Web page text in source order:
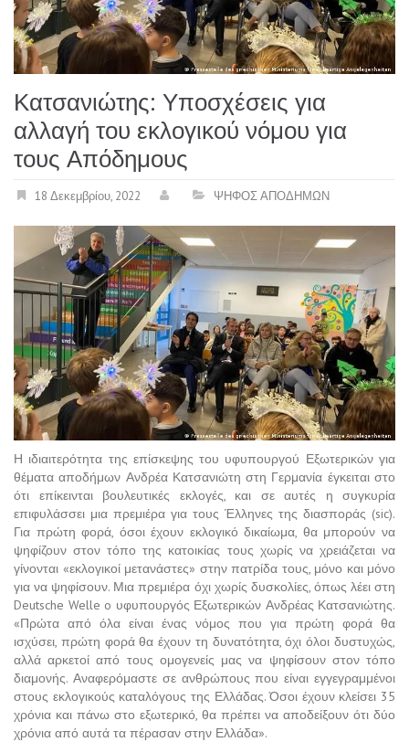
Κατσανιώτης: Υποσχέσεις για
αλλαγή του εκλογικού νόμου για
τους Απόδημους
18 Δεκεμβρίου, 2022 ΨΗΦΟΣ ΑΠΟΔΗΜΩΝ
Η ιδιαιτερότητα της επίσκεψης του υφυπουργού Εξωτερικών για
θέματα αποδήμων Ανδρέα Κατσανιώτη στη Γερμανία έγκειται στο
ότι επίκεινται βουλευτικές εκλογές, και σε αυτές η συγκυρία
επιφυλάσσει μια πρεμιέρα για τους Έλληνες της διασποράς (sic).
Για πρώτη φορά, όσοι έχουν εκλογικό δικαίωμα, θα μπορούν να
ψηφίζουν στον τόπο της κατοικίας τους χωρίς να χρειάζεται να
γίνονται «εκλογικοί μετανάστες» στην πατρίδα τους, μόνο και μόνο
για να ψηφίσουν. Μια πρεμιέρα όχι χωρίς δυσκολίες, όπως λέει στη
Deutsche Welle o υφυπουργός Εξωτερικών Ανδρέας Κατσανιώτης.
«Πρώτα από όλα είναι ένας νόμος που για πρώτη φορά θα
ισχύσει, πρώτη φορά θα έχουν τη δυνατότητα, όχι όλοι δυστυχώς,
αλλά αρκετοί από τους ομογενείς μας να ψηφίσουν στον τόπο
διαμονής. Αναφερόμαστε σε ανθρώπους που είναι εγγεγραμμένοι
στους εκλογικούς καταλόγους της Ελλάδας. Όσοι έχουν κλείσει 35
χρόνια και πάνω στο εξωτερικό, θα πρέπει να αποδείξουν ότι δύο
χρόνια από αυτά τα πέρασαν στην Ελλάδα».